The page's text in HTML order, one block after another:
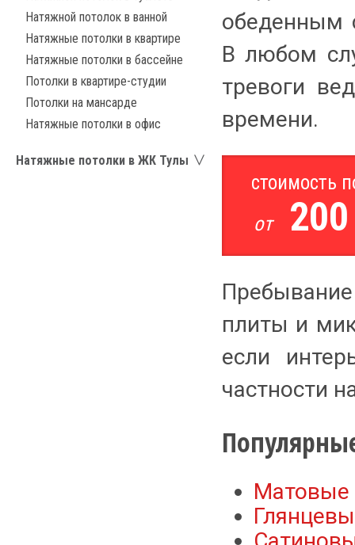
Натяжной потолок в ванной
Натяжные потолки в квартире
Натяжные потолки в бассейне
Потолки в квартире-студии
Потолки на мансарде
Натяжные потолки в офис
Натяжные потолки в ЖК Тулы
обеденным
В любом
тревоги
времени.
стоимость
от
200
плиты и
если
частности
Матовые